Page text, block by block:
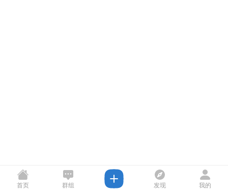
首页 群组 发现 我的